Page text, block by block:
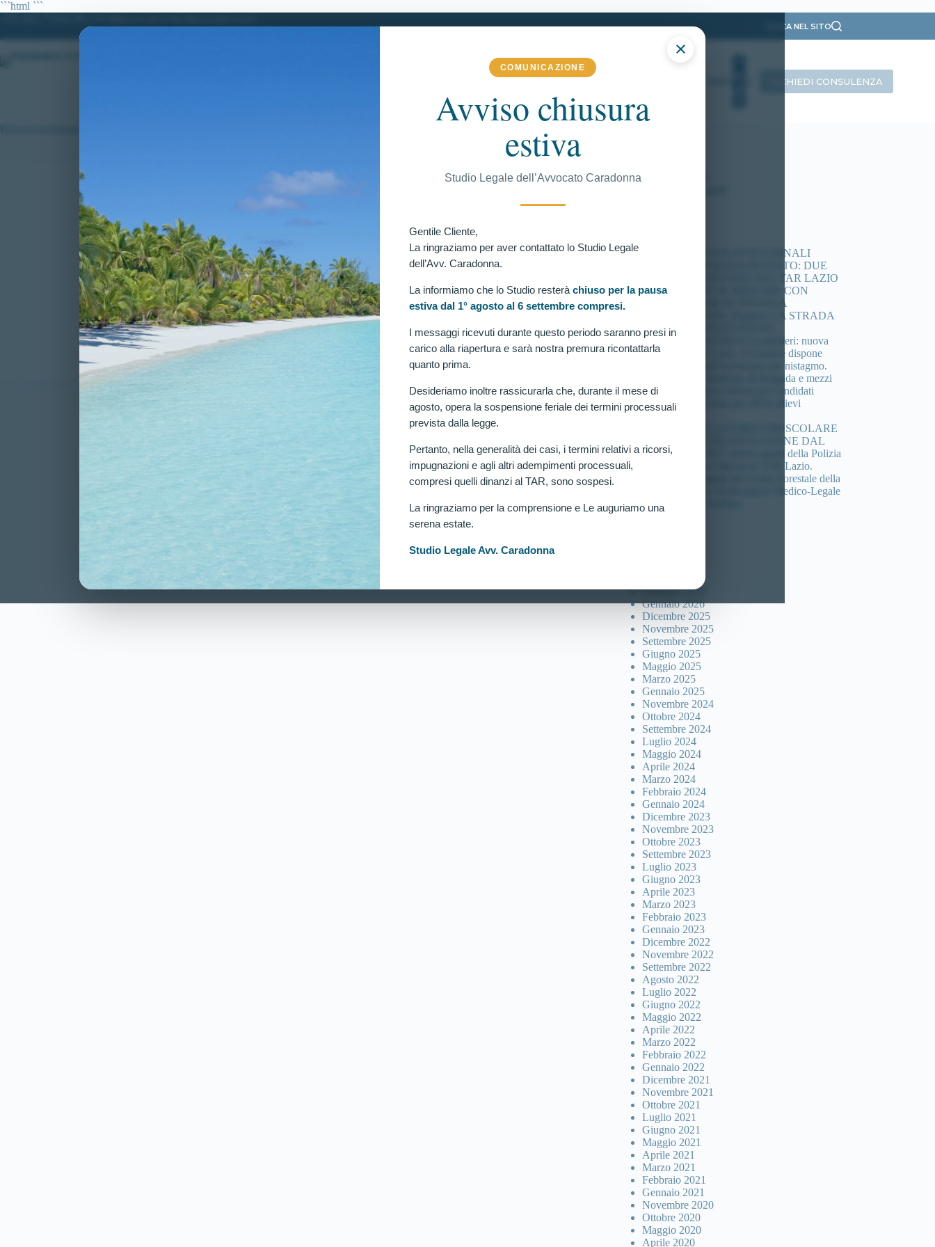
```html
×
COMUNICAZIONE
Avviso chiusura
estiva
Studio Legale dell’Avvocato Caradonna
Gentile Cliente,
La ringraziamo per aver contattato lo Studio Legale
dell’Avv. Caradonna.
La informiamo che lo Studio resterà chiuso per la pausa
estiva dal 1° agosto al 6 settembre compresi.
I messaggi ricevuti durante questo periodo saranno presi in
carico alla riapertura e sarà nostra premura ricontattarla
quanto prima.
Desideriamo inoltre rassicurarla che, durante il mese di
agosto, opera la sospensione feriale dei termini processuali
prevista dalla legge.
Pertanto, nella generalità dei casi, i termini relativi a ricorsi,
impugnazioni e agli altri adempimenti processuali,
compresi quelli dinanzi al TAR, sono sospesi.
La ringraziamo per la comprensione e Le auguriamo una
serena estate.
Studio Legale Avv. Caradonna
```
contenuto
CERCA NEL SITO
RICHIEDI CONSULENZA
DEFICIT DELLA FORZA MUSCOLARE (HANDGRIP) ED
ESCLUSIONE DAL Concorso per 4617 allievi agenti della Polizia di
Stato: Nuova Vittoria al TAR Lazio.
Si consolida il filone giurisprudenziale favorevole ai candidati esclusi dal
concorso pubblico per 4.617 allievi agenti della Polizia di Stato. La
Sezione Prima Quater del TAR Lazio ha accolto il ricorso presentato
dall’avv. Caradonna disponendo una verificazione medica ai sensi…
CLAUDIA CARADONNA MARZO 8, 2026
ACCERTAMENTI ATTITUDINALI
CONCORSI POLIZIA DI STATO: DUE
NUOVE ORDINANZE DEL TAR LAZIO
DISPONGONO IL RIESAME CON
COMMISSIONE IN DIVERSA
COMPOSIZIONE. Riaperta LA STRADA
DELLA CONTESTAZIONE.
Concorso 4.918 Allievi Carabinieri: nuova
vittoria al TAR Lazio. Il Giudice dispone
verificazione sull’esclusione per nistagmo.
Cheratocono, sindrome di Brugada e mezzi
di sintesi: 3 nuove vittorie per candidati
esclusi dal concorso per 4918 allievi
DEFICIT DELLA FORZA MUSCOLARE
(HANDGRIP) ED ESCLUSIONE DAL
Concorso per 4617 allievi agenti della Polizia
di Stato: Nuova Vittoria al TAR Lazio.
Concorso 46 agenti del Corpo Forestale della
sicilia: Ottenuta Verificazione Medico-Legale
per Candidato Escluso.
Febbraio 2026
Gennaio 2026
Dicembre 2025
Novembre 2025
Settembre 2025
Giugno 2025
Maggio 2025
Marzo 2025
Gennaio 2025
Novembre 2024
Ottobre 2024
Settembre 2024
Luglio 2024
Maggio 2024
Aprile 2024
Marzo 2024
Febbraio 2024
Gennaio 2024
Dicembre 2023
Novembre 2023
Ottobre 2023
Settembre 2023
Luglio 2023
Giugno 2023
Aprile 2023
Marzo 2023
Febbraio 2023
Gennaio 2023
Dicembre 2022
Novembre 2022
Settembre 2022
Agosto 2022
Luglio 2022
Giugno 2022
Maggio 2022
Aprile 2022
Marzo 2022
Febbraio 2022
Gennaio 2022
Dicembre 2021
Novembre 2021
Ottobre 2021
Luglio 2021
Giugno 2021
Maggio 2021
Aprile 2021
Marzo 2021
Febbraio 2021
Gennaio 2021
Novembre 2020
Ottobre 2020
Maggio 2020
Aprile 2020